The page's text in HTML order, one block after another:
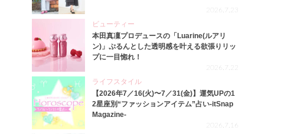
2026.7.23
ビューティー
本田真凜プロデュースの「Luarine(ルアリ
ン)」ぷるんとした透明感を叶える欲張りリッ
プに一目惚れ！
2026.7.22
ライフスタイル
【2026年7／16(火)〜7／31(金)】運気UPの1
2星座別“ファッションアイテム”占い-itSnap
Magazine-
2026.7.16